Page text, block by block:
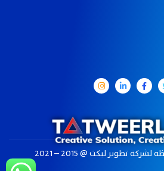
تطوير ليكت @ 2015 – 2021